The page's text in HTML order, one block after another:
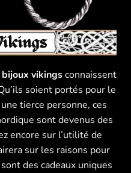
bijoux vikingsconnaissent
soient portés pour le
tierce personne, ces
sont devenus des
encore sur l’utilité de
sur les raisons pour
sont des cadeaux uniques